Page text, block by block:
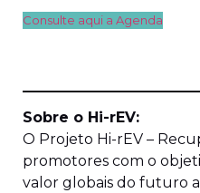
Consulte aqui a Agenda
Sobre o Hi-rEV:
O Projeto Hi-rEV –
promotores com o
valor globais do futuro